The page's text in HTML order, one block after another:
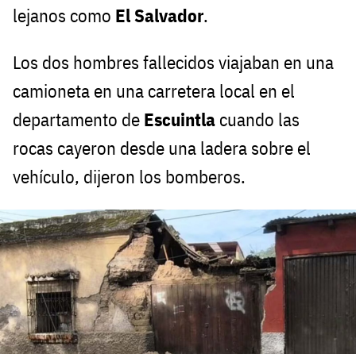
lejanos como El Salvador.
Los dos hombres fallecidos viajaban en una
camioneta en una carretera local en el
departamento de Escuintla cuando las
rocas cayeron desde una ladera sobre el
vehículo, dijeron los bomberos.